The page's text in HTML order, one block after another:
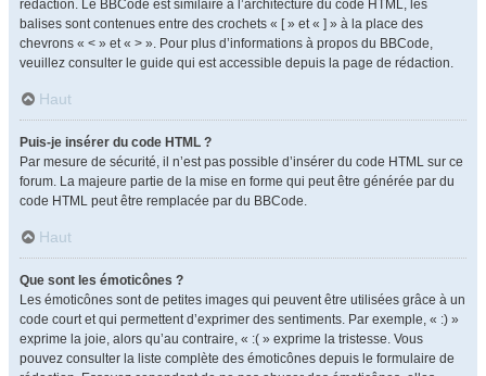
rédaction. Le BBCode est similaire à l’architecture du code HTML, les
balises sont contenues entre des crochets « [ » et « ] » à la place des
chevrons « < » et « > ». Pour plus d’informations à propos du BBCode,
veuillez consulter le guide qui est accessible depuis la page de rédaction.
Haut
Puis-je insérer du code HTML ?
Par mesure de sécurité, il n’est pas possible d’insérer du code HTML sur ce
forum. La majeure partie de la mise en forme qui peut être générée par du
code HTML peut être remplacée par du BBCode.
Haut
Que sont les émoticônes ?
Les émoticônes sont de petites images qui peuvent être utilisées grâce à un
code court et qui permettent d’exprimer des sentiments. Par exemple, « :) »
exprime la joie, alors qu’au contraire, « :( » exprime la tristesse. Vous
pouvez consulter la liste complète des émoticônes depuis le formulaire de